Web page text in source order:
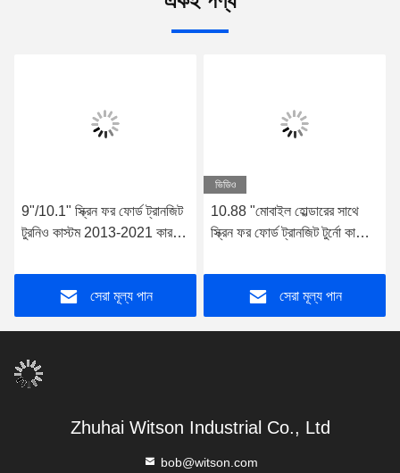
9"/10.1" স্ক্রিন ফর ফোর্ড ট্রানজিট
টুরনিও কাস্টম 2013-2021 কার
সেরা মূল্য পান
ভিডিও
10.88 "মোবাইল হোল্ডারের সাথে
স্ক্রিন ফর ফোর্ড ট্রানজিট টুর্নো কাস্টম
জিপিএস কারপ্লে প্লেয়ার মাল্টিমিড
সেরা মূল্য পান
Zhuhai Witson Industrial Co., Ltd
bob@witson.com